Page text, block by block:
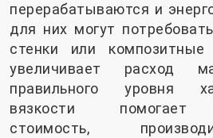
перерабатываются и
для них могут
стенки или композитные
увеличивает расход
правильного уровня
вязкости помогает
стоимость,